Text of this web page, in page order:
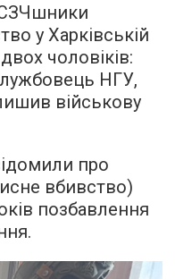
у Харківській
чоловіків:
НГУ,
військову
про
вбивство)
позбавлення